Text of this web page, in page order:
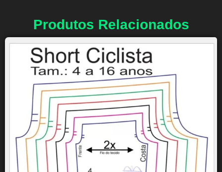
Produtos Relacionados